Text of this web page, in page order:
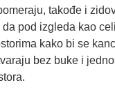
takođe i
pod izgleda kao
kako bi se
bez buke i